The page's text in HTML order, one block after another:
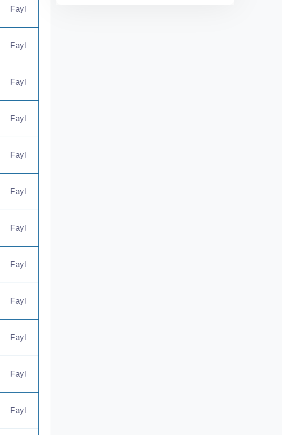
Fayl
Fayl
Fayl
Fayl
Fayl
Fayl
Fayl
Fayl
Fayl
Fayl
Fayl
Fayl